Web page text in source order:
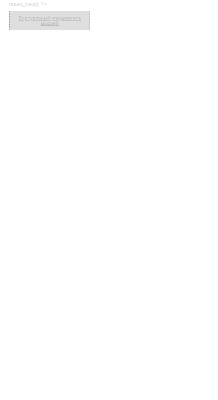
return_links(); ?>
Виртуальный угадыватель
мыслей